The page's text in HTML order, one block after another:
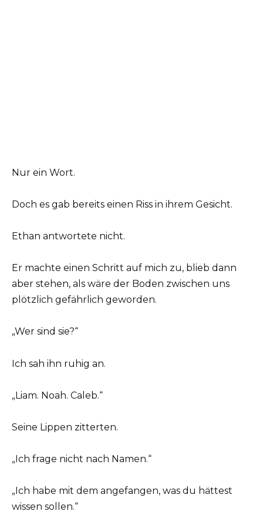
Nur ein Wort.
Doch es gab bereits einen Riss in ihrem Gesicht.
Ethan antwortete nicht.
Er machte einen Schritt auf mich zu, blieb dann
aber stehen, als wäre der Boden zwischen uns
plötzlich gefährlich geworden.
„Wer sind sie?“
Ich sah ihn ruhig an.
„Liam. Noah. Caleb.“
Seine Lippen zitterten.
„Ich frage nicht nach Namen.“
„Ich habe mit dem angefangen, was du hättest
wissen sollen.“